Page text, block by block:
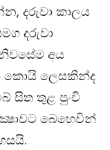
, දරුවා කාලය
දරුවා
අය
කොයි ලෙසකින්ද
සිත තුළ පුංචි
බෙහෙවින්